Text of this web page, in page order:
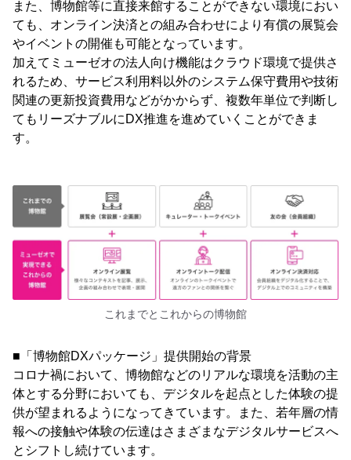
また、博物館等に直接来館することができない環境におい
ても、オンライン決済との組み合わせにより有償の展覧会
やイベントの開催も可能となっています。
加えてミューゼオの法人向け機能はクラウド環境で提供さ
れるため、サービス利用料以外のシステム保守費用や技術
関連の更新投資費用などがかからず、複数年単位で判断し
てもリーズナブルにDX推進を進めていくことができま
す。
これまでとこれからの博物館
■「博物館DXパッケージ」提供開始の背景
コロナ禍において、博物館などのリアルな環境を活動の主
体とする分野においても、デジタルを起点とした体験の提
供が望まれるようになってきています。また、若年層の情
報への接触や体験の伝達はさまざまなデジタルサービスへ
とシフトし続けています。